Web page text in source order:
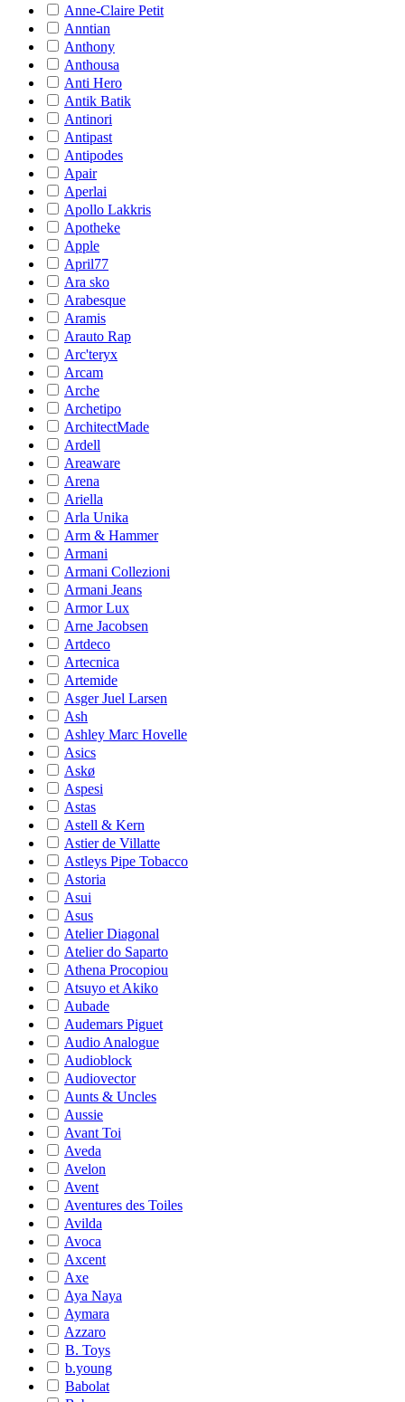
Anne-Claire Petit
Anntian
Anthony
Anthousa
Anti Hero
Antik Batik
Antinori
Antipast
Antipodes
Apair
Aperlai
Apollo Lakkris
Apotheke
Apple
April77
Ara sko
Arabesque
Aramis
Arauto Rap
Arc'teryx
Arcam
Arche
Archetipo
ArchitectMade
Ardell
Areaware
Arena
Ariella
Arla Unika
Arm & Hammer
Armani
Armani Collezioni
Armani Jeans
Armor Lux
Arne Jacobsen
Artdeco
Artecnica
Artemide
Asger Juel Larsen
Ash
Ashley Marc Hovelle
Asics
Askø
Aspesi
Astas
Astell & Kern
Astier de Villatte
Astleys Pipe Tobacco
Astoria
Asui
Asus
Atelier Diagonal
Atelier do Saparto
Athena Procopiou
Atsuyo et Akiko
Aubade
Audemars Piguet
Audio Analogue
Audioblock
Audiovector
Aunts & Uncles
Aussie
Avant Toi
Aveda
Avelon
Avent
Aventures des Toiles
Avilda
Avoca
Axcent
Axe
Aya Naya
Aymara
Azzaro
B. Toys
b.young
Babolat